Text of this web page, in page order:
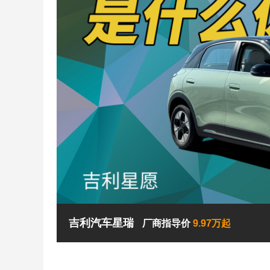
吉利汽车星瑞 厂商指导价9.97万起